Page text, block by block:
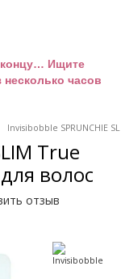
концу… Ищите
часов
Invisibobble SPRUNCHIE
True
волос
отзыв